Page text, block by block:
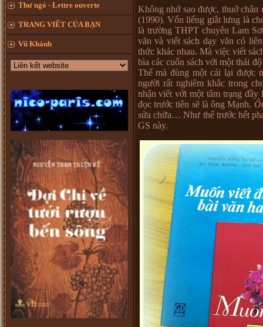
Thư ngỏ - Lettre ouverte
TRANG VIẾT CỦA BẠN
Vũ Khánh
Không nhớ sao được, thuở
(1990). Vốn liếng giắt lưng là
là trường THPT chuyên Lam
văn và viết sách dạy văn có
thức khác nhau. Mà việc viết
bìa các cuốn sách với một thái
Thế mà đùng một cái lại được
người rất nghiêm khắc trong
nhận viết với một tâm trạng
đọc trước tiên sẽ là ông Mạnh.
sửa chữa… Như thế trước hết
GS này.